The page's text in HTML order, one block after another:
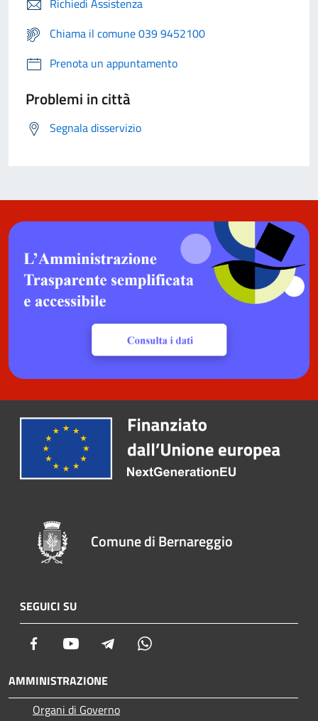
Richiedi Assistenza
Chiama il comune 039 9452100
Prenota un appuntamento
Problemi in città
Segnala disservizio
Comune di Bernareggio
SEGUICI SU
Facebook Youtube Telegram
AMMINISTRAZIONE
Organi di Governo